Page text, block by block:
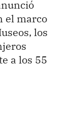
el marco
los
a los 55